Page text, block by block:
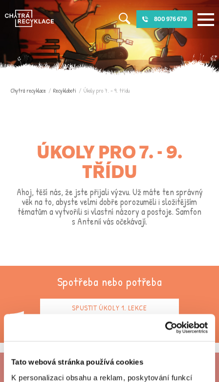
Tato webová stránka používá cookies
K personalizaci obsahu a reklam, poskytování funkcí
800 976 679
Chytrá recyklace / Recykloboti / Úkoly pro 7. - 9. třídu
ÚKOLY PRO 7. - 9.
TŘÍDU
Ahoj, těší nás, že jste přijali výzvu. Už máte ten správný
věk na to, abyste velmi dobře porozuměli i složitějším
tématům a vytvořili si vlastní názory a postoje. Samfon
s Antenií vás očekávají.
1
Spotřeba nebo potřeba
SPUSTIT ÚKOLY 1. LEKCE
Elektronika pro budoucnost